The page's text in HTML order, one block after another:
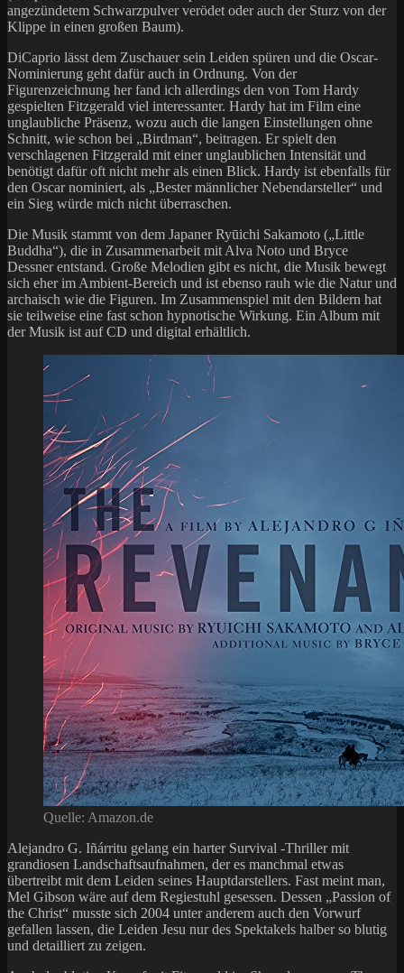
angezündetem Schwarzpulver verödet oder auch der Sturz von der
Klippe in einen großen Baum).
DiCaprio lässt dem Zuschauer sein Leiden spüren und die Oscar-
Nominierung geht dafür auch in Ordnung. Von der
Figurenzeichnung her fand ich allerdings den von Tom Hardy
gespielten Fitzgerald viel interessanter. Hardy hat im Film eine
unglaubliche Präsenz, wozu auch die langen Einstellungen ohne
Schnitt, wie schon bei „Birdman“, beitragen. Er spielt den
verschlagenen Fitzgerald mit einer unglaublichen Intensität und
benötigt dafür oft nicht mehr als einen Blick. Hardy ist ebenfalls für
den Oscar nominiert, als „Bester männlicher Nebendarsteller“ und
ein Sieg würde mich nicht überraschen.
Die Musik stammt von dem Japaner Ryūichi Sakamoto („Little
Buddha“), die in Zusammenarbeit mit Alva Noto und Bryce
Dessner entstand. Große Melodien gibt es nicht, die Musik bewegt
sich eher im Ambient-Bereich und ist ebenso rauh wie die Natur und
archaisch wie die Figuren. Im Zusammenspiel mit den Bildern hat
sie teilweise eine fast schon hypnotische Wirkung. Ein Album mit
der Musik ist auf CD und digital erhältlich.
Quelle: Amazon.de
Alejandro G. Iñárritu gelang ein harter Survival -Thriller mit
grandiosen Landschaftsaufnahmen, der es manchmal etwas
übertreibt mit dem Leiden seines Hauptdarstellers. Fast meint man,
Mel Gibson wäre auf dem Regiestuhl gesessen. Dessen „Passion of
the Christ“ musste sich 2004 unter anderem auch den Vorwurf
gefallen lassen, die Leiden Jesu nur des Spektakels halber so blutig
und detailliert zu zeigen.